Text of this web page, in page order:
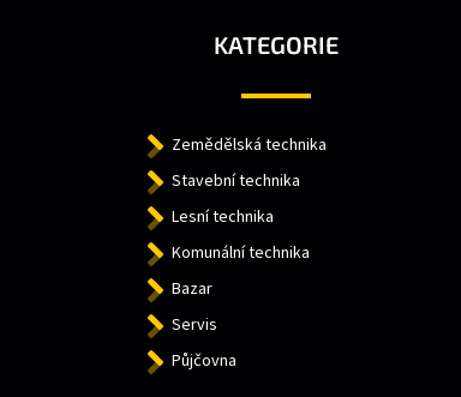
KATEGORIE
Zemědělská technika
Stavební technika
Lesní technika
Komunální technika
Bazar
Servis
Půjčovna